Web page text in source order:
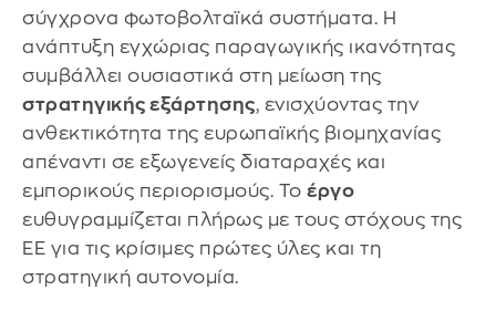
σύγχρονα φωτοβολταϊκά συστήματα. Η
ανάπτυξη εγχώριας παραγωγικής ικανότητας
συμβάλλει ουσιαστικά στη μείωση της
στρατηγικής εξάρτησης, ενισχύοντας την
ανθεκτικότητα της ευρωπαϊκής βιομηχανίας
απέναντι σε εξωγενείς διαταραχές και
εμπορικούς περιορισμούς. Το έργο
ευθυγραμμίζεται πλήρως με τους στόχους της
ΕΕ για τις κρίσιμες πρώτες ύλες και τη
στρατηγική αυτονομία.